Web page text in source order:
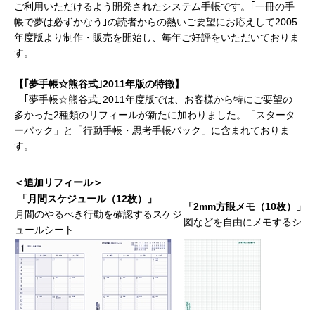
ご利用いただけるよう開発されたシステム手帳です。｢一冊の手
帳で夢は必ずかなう｣の読者からの熱いご要望にお応えして2005
年度版より制作・販売を開始し、毎年ご好評をいただいておりま
す。
【｢夢手帳☆熊谷式｣2011年版の特徴】
｢夢手帳☆熊谷式｣2011年度版では、お客様から特にご要望の
多かった2種類のリフィールが新たに加わりました。「スタータ
ーパック」と「行動手帳・思考手帳パック」に含まれておりま
す。
＜追加リフィール＞
「月間スケジュール（12枚）」
月間のやるべき行動を確認するスケジ
ュールシート
「2mm方眼メモ（10枚）」
図などを自由にメモするシー